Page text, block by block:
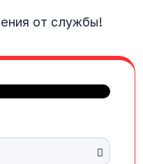
от службы!